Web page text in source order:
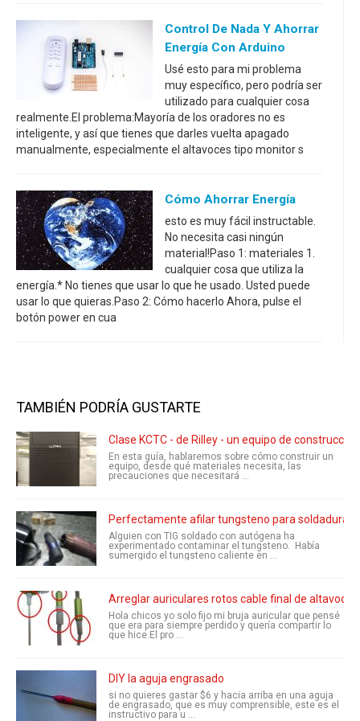
Control De Nada Y Ahorrar
Energía Con Arduino
Usé esto para mi problema
muy específico, pero podría ser
utilizado para cualquier cosa
realmente.El problema:Mayoría de los oradores no es
inteligente, y así que tienes que darles vuelta apagado
manualmente, especialmente el altavoces tipo monitor s
Cómo Ahorrar Energía
esto es muy fácil instructable.
No necesita casi ningún
material!Paso 1: materiales 1.
cualquier cosa que utiliza la
energía.* No tienes que usar lo que he usado. Usted puede
usar lo que quieras.Paso 2: Cómo hacerlo Ahora, pulse el
botón power en cua
TAMBIÉN PODRÍA GUSTARTE
Clase KCTC - de Rilley - un equipo de construcción
En esta guía, hablaremos sobre cómo construir un
equipo, desde qué materiales necesita, las
precauciones que necesitará ...
Perfectamente afilar tungsteno para soldadura
Alguien con TIG soldado con autógena ha
experimentado contaminar el tungsteno. Había
sumergido el tungsteno caliente en ...
Arreglar auriculares rotos cable final de
Hola chicos yo solo fijo mi bruja auricular que pensé
que era para siempre perdido y quería compartir lo
que hice.El pro ...
DIY la aguja engrasado
si no quieres gastar $6 y hacia arriba en una aguja
de engrasado, que es muy comprensible, este es el
instructivo para u ...